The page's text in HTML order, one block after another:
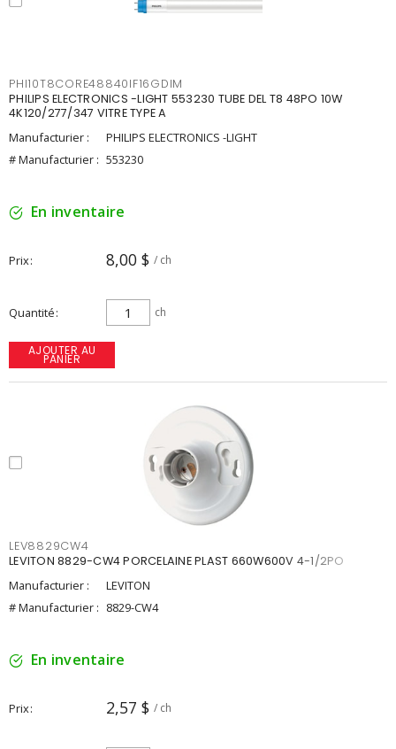
PHI10T8CORE48840IF16GDIM
PHILIPS ELECTRONICS -LIGHT 553230 TUBE DEL T8 48PO 10W
4K120/277/347 VITRE TYPE A
Manufacturier :
PHILIPS ELECTRONICS -LIGHT
# Manufacturier : 553230
En inventaire
Prix 8,00 $ / ch
Quantité ch
AJOUTER AU
PANIER
LEV8829CW4
LEVITON 8829-CW4 PORCELAINE PLAST 660W600V 4-1/2PO
Manufacturier :
LEVITON
# Manufacturier : 8829-CW4
En inventaire
Prix 2,57 $ / ch